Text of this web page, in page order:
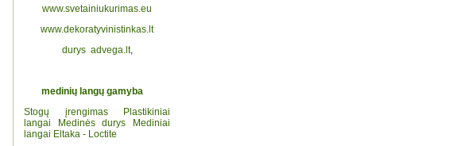
www.svetainiukurimas.eu
www.dekoratyvinistinkas.lt
durys advega.lt,
medinių langų gamyba
Stogų įrengimas
Plastikiniai
langai
Medinės durys
Mediniai
langai Eltaka - Loctite